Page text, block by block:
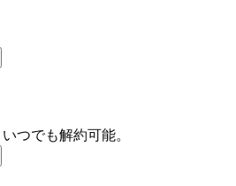
つでも解約可能。